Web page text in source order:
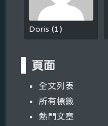
Doris(1 )
頁面
全文列表
所有標籤
熱門文章